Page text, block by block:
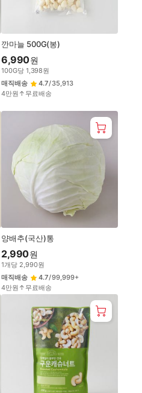
깐마늘 500G(봉)
6,990원
100G당 1,398원
매직배송
4.7/35,913
4만원↑무료배송
양배추(국산)통
2,990원
1개당 2,990원
매직배송
4.7/99,999+
4만원↑무료배송